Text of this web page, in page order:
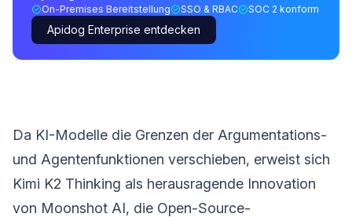
On-Premises Bereitstellung SSO & RBAC SOC 2 konform
Apidog Enterprise entdecken
Da KI-Modelle die Grenzen der Argumentations-
und Agentenfunktionen verschieben, erweist sich
Kimi K2 Thinking als herausragende Innovation
von Moonshot AI, die Open-Source-